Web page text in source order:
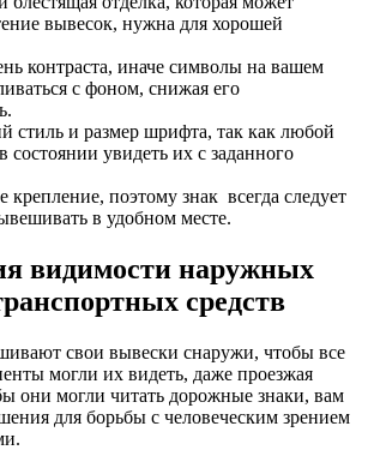
вывесок, нужна для хорошей
контраста, иначе символы на вашем
с фоном, снижая его
стиль и размер шрифта, так как любой
состоянии увидеть их с заданного
крепление, поэтому знак всегда следует
в удобном месте.
видимости наружных
средств
свои вывески снаружи, чтобы все
могли их видеть, даже проезжая
они могли читать дорожные знаки, вам
для борьбы с человеческим зрением